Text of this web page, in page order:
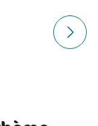
Article